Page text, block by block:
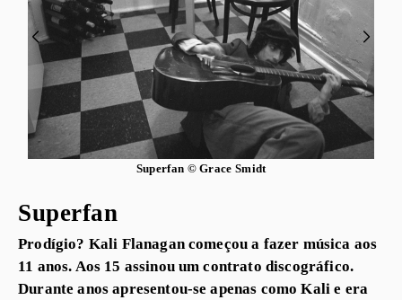
Superfan © Grace Smidt
Superfan
Prodígio? Kali Flanagan começou a fazer música aos
11 anos. Aos 15 assinou um contrato discográfico.
Durante anos apresentou-se apenas como Kali e era